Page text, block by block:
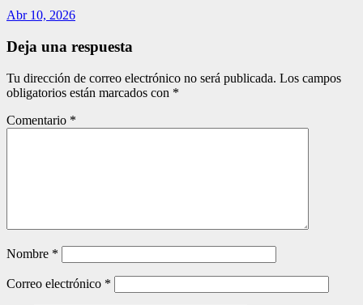
Abr 10, 2026
Deja una respuesta
Tu dirección de correo electrónico no será publicada. Los campos
obligatorios están marcados con *
Comentario *
Nombre *
Correo electrónico *